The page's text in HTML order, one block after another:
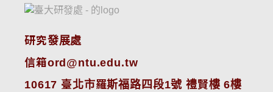
研究發展處
信箱ord@ntu.edu.tw
10617 臺北市羅斯福路四段1號 禮賢樓 6樓